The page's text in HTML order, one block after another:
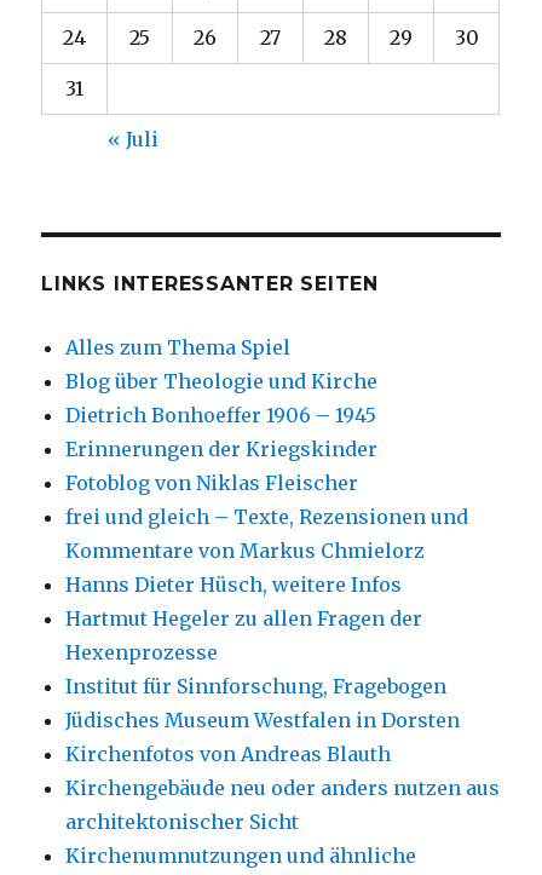
24 25 26 27 28 29 30
31
« Juli
LINKS INTERESSANTER SEITEN
Alles zum Thema Spiel
Blog über Theologie und Kirche
Dietrich Bonhoeffer 1906 – 1945
Erinnerungen der Kriegskinder
Fotoblog von Niklas Fleischer
frei und gleich – Texte, Rezensionen und
Kommentare von Markus Chmielorz
Hanns Dieter Hüsch, weitere Infos
Hartmut Hegeler zu allen Fragen der
Hexenprozesse
Institut für Sinnforschung, Fragebogen
Jüdisches Museum Westfalen in Dorsten
Kirchenfotos von Andreas Blauth
Kirchengebäude neu oder anders nutzen aus
architektonischer Sicht
Kirchenumnutzungen und ähnliche